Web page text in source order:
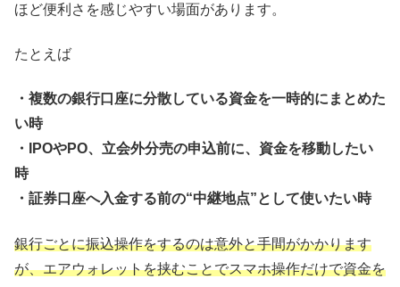
ほど便利さを感じやすい場面があります。
たとえば
・複数の銀行口座に分散している資金を一時的にまとめた
い時
・IPOやPO、立会外分売の申込前に、資金を移動したい
時
・証券口座へ入金する前の“中継地点”として使いたい時
銀行ごとに振込操作をするのは意外と手間がかかります
が、エアウォレットを挟むことでスマホ操作だけで資金を